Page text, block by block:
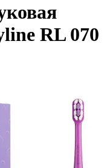
RL 070